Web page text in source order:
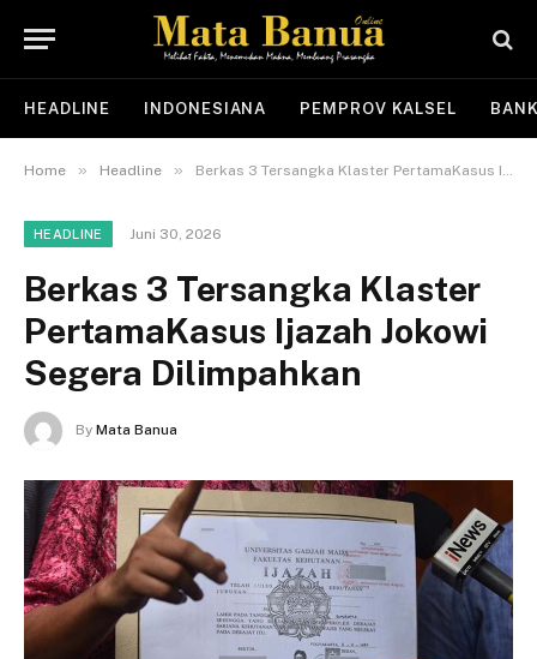
HEADLINE INDONESIANA PEMPROV KALSEL
Home » Headline » Berkas 3 Tersangka Klaster PertamaKasus Ijazah Jokowi Segera Dilimpahkan
HEADLINE Juni 30, 2026
Berkas 3 Tersangka Klaster
PertamaKasus Ijazah Jokowi
Segera Dilimpahkan
By Mata Banua